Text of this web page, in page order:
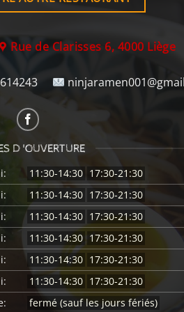
Rue de Clarisses 6, 4000 Liège
D 'OUVERTURE
11:30-14:30 17:30-21:30
11:30-14:30 17:30-21:30
11:30-14:30 17:30-21:30
11:30-14:30 17:30-21:30
11:30-14:30 17:30-21:30
11:30-14:30 17:30-21:30
fermé (sauf les jours fériés)